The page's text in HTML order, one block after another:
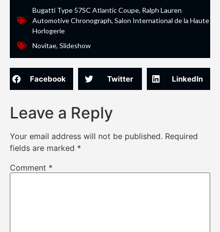
Bugatti Type 57SC Atlantic Coupe, Ralph Lauren
Automotive Chronograph, Salon International de la Haute
Horlogerie
Novitae, Slideshow
Facebook Twitter LinkedIn
Leave a Reply
Your email address will not be published. Required
fields are marked *
Comment *